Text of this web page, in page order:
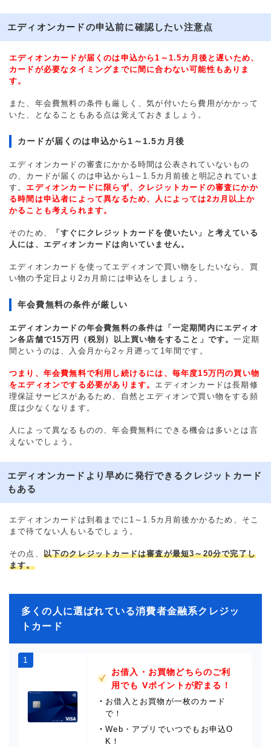
エディオンカードの申込前に確認したい注意点
エディオンカードが届くのは申込から1～1.5カ月後と遅いため、
カードが必要なタイミングまでに間に合わない可能性もありま
す。
また、年会費無料の条件も厳しく、気が付いたら費用がかかって
いた、となることもある点は覚えておきましょう。
カードが届くのは申込から1～1.5カ月後
エディオンカードの審査にかかる時間は公表されていないもの
の、カードが届くのは申込から1～1.5カ月前後と明記されていま
す。 エディオンカードに限らず、クレジットカードの審査にかか
る時間は申込者によって異なるため、人によっては2カ月以上か
かることも考えられます。
そのため、
「すぐにクレジットカードを使いたい」と考えている
人には、エディオンカードは向いていません。
エディオンカードを使ってエディオンで買い物をしたいなら、買
い物の予定日より2カ月前には申込をしましょう。
年会費無料の条件が厳しい
エディオンカードの年会費無料の条件は「一定期間内にエディオ
ン各店舗で15万円（税別）以上買い物をすること」です。一定期
間というのは、入会月から2ヶ月遡って1年間です。
つまり、年会費無料で利用し続けるには、毎年度15万円の買い物
をエディオンでする必要があります。 エディオンカードは長期修
理保証サービスがあるため、自然とエディオンで買い物をする頻
度は少なくなります。
人によって異なるものの、年会費無料にできる機会は多いとは言
えないでしょう。
エディオンカードより早めに発行できるクレジットカード
もある
エディオンカードは到着までに1～1.5カ月前後かかるため、そこ
まで待てない人もいるでしょう。
その点、 以下のクレジットカードは審査が最短3～20分で完了し
ます。
多くの人に選ばれている消費者金融系クレジッ
トカード
1
お借入・お買物どちらのご利
用でも Vポイントが貯まる！
・ お借入とお買物が一枚のカード
で！
・Web・アプリでいつでもお申込O
K！